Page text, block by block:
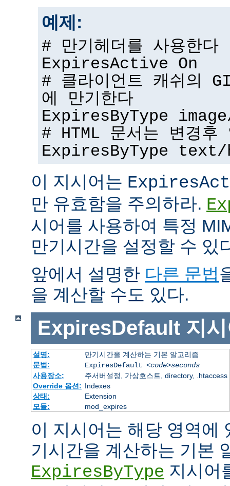
예제:
# 만기헤더를 사용한다
ExpiresActive On
# 클라이언트 캐쉬의
에 만기한다
ExpiresByType
# HTML 문서는 변경후
ExpiresByType text/
이 지시어는
만 유효함을 주의하라.
시어를 사용하여 특정
만기시간을 설정할 수 있
앞에서 설명한 다른 문법
을 계산할 수도 있다.
ExpiresDefault 지
설명:
만기시간을 계산하는 기본 알고리즘
문법:
ExpiresDefault <code>seconds
사용장소:
주서버설정, 가상호스트, directory, .htaccess
Override 옵션: Indexes
상태:
Extension
모듈:
mod_expires
이 지시어는 해당 영역에
기시간을 계산하는 기본
ExpiresByType 지시어